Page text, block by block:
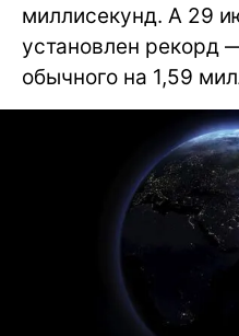
миллисекунд. А 29
установлен рекорд
обычного на 1,59